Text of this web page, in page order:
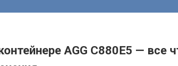
AGG C880E5 — все